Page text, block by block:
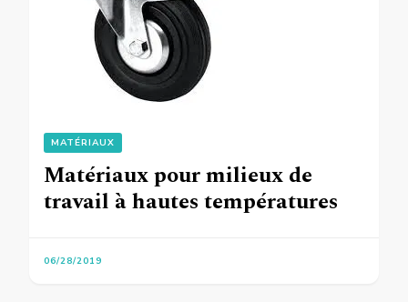
MATÉRIAUX
Matériaux pour milieux de
travail à hautes températures
06/28/2019